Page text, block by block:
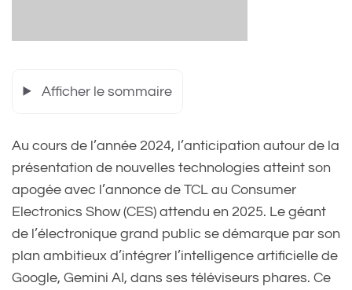
Afficher le sommaire
Au cours de l’année 2024, l’anticipation autour de la
présentation de nouvelles technologies atteint son
apogée avec l’annonce de TCL au Consumer
Electronics Show (CES) attendu en 2025. Le géant
de l’électronique grand public se démarque par son
plan ambitieux d’intégrer l’intelligence artificielle de
Google, Gemini AI, dans ses téléviseurs phares. Ce